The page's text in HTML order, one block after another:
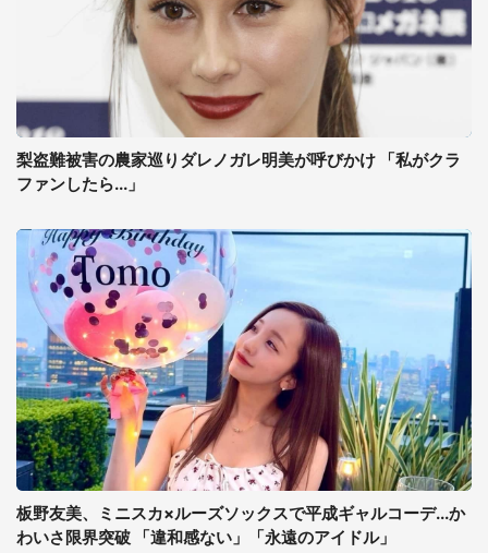
梨盗難被害の農家巡りダレノガレ明美が呼びかけ 「私がクラ
ファンしたら...」
板野友美、ミニスカ×ルーズソックスで平成ギャルコーデ...か
わいさ限界突破 「違和感ない」「永遠のアイドル」